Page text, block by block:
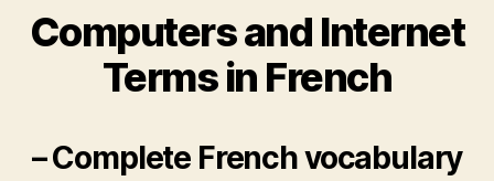
Computers and Internet
Terms in French
– Complete French vocabulary